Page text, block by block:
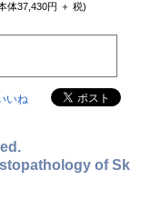
体37,430円 ＋ 税)
いね
of Sk